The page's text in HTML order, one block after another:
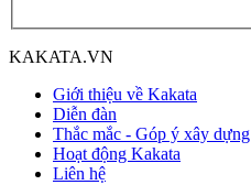
KAKATA.VN
Giới thiệu về Kakata
Diễn đàn
Thắc mắc - Góp ý xây dựng
Hoạt động Kakata
Liên hệ